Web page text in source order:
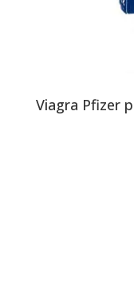
Viagra Pfizer